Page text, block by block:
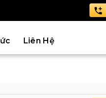
Liên Hệ